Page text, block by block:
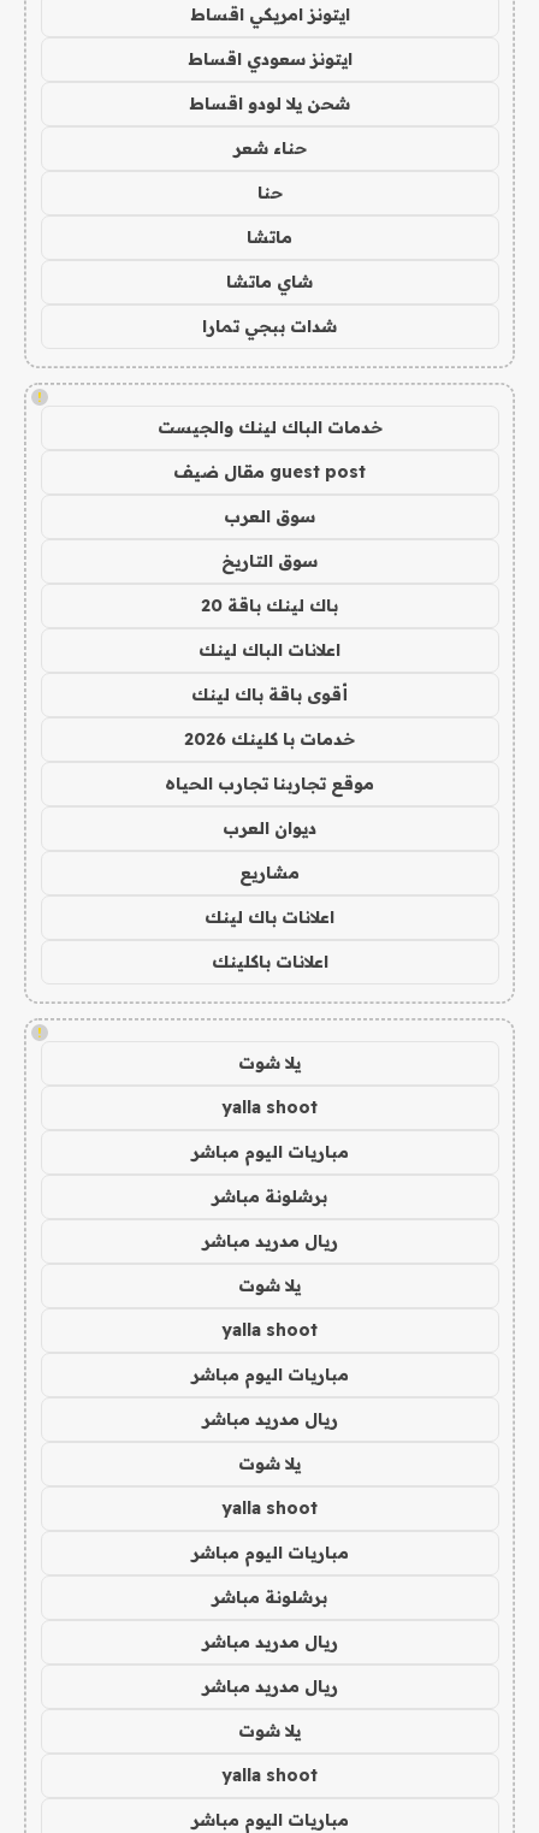
ايتونز امريكي اقساط
ايتونز سعودي اقساط
شحن يلا لودو اقساط
حناء شعر
حنا
ماتشا
شاي ماتشا
شدات ببجي تمارا
!
خدمات الباك لينك والجيست
guest post مقال ضيف
سوق العرب
سوق التاريخ
باك لينك باقة 20
اعلانات الباك لينك
أقوى باقة باك لينك
خدمات با كلينك 2026
موقع تجاربنا تجارب الحياه
ديوان العرب
مشاريع
اعلانات باك لينك
اعلانات باكلينك
!
يلا شوت
yalla shoot
مباريات اليوم مباشر
برشلونة مباشر
ريال مدريد مباشر
يلا شوت
yalla shoot
مباريات اليوم مباشر
ريال مدريد مباشر
يلا شوت
yalla shoot
مباريات اليوم مباشر
برشلونة مباشر
ريال مدريد مباشر
ريال مدريد مباشر
يلا شوت
yalla shoot
مباريات اليوم مباشر